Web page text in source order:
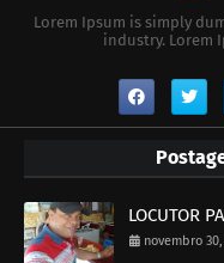
Lorem Ipsum is simply
industry. Lorem
LOCUTOR
novembro 30,